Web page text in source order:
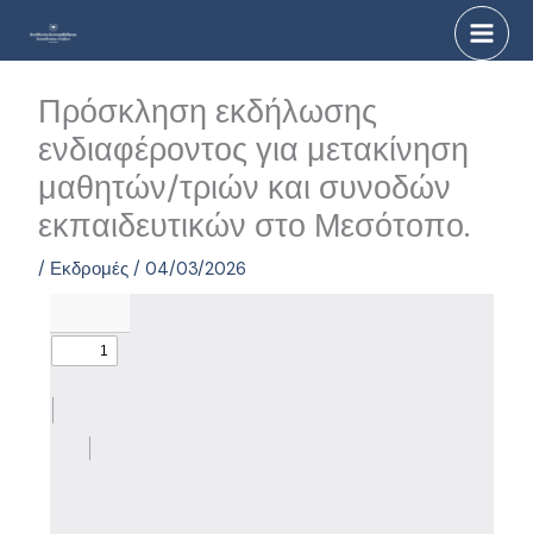
Πρόσκληση εκδήλωσης
ενδιαφέροντος για μετακίνηση
μαθητών/τριών και συνοδών
εκπαιδευτικών στο Μεσότοπο.
/ Εκδρομές /04/03/2026